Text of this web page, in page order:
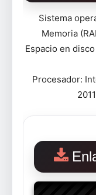
Sistema
Memoria
Espacio en
Procesador: